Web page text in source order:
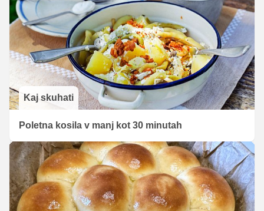
Kaj skuhati
Poletna kosila v manj kot 30 minutah